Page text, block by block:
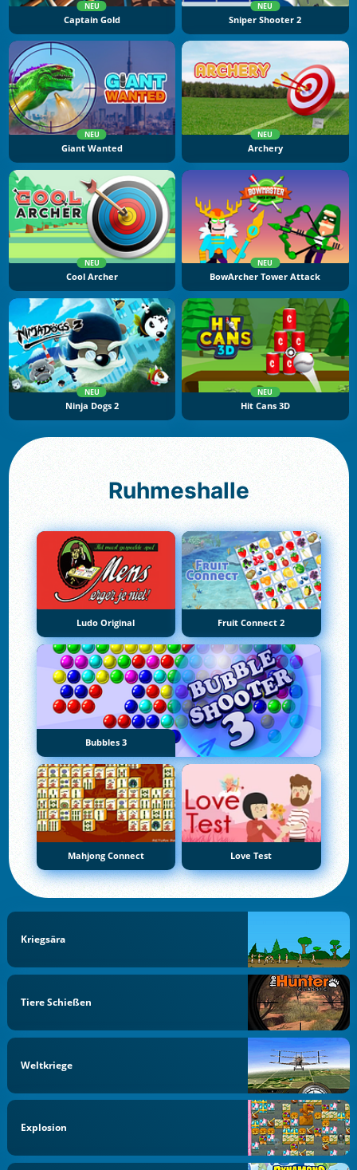
NEU
Captain Gold
NEU
Sniper Shooter 2
NEU
Giant Wanted
NEU
Archery
NEU
Cool Archer
NEU
BowArcher Tower Attack
NEU
Ninja Dogs 2
NEU
Hit Cans 3D
Ruhmeshalle
Ludo Original Fruit Connect 2
Bubbles 3
Mahjong Connect Love Test
Kriegsära
Tiere Schießen
Weltkriege
Explosion